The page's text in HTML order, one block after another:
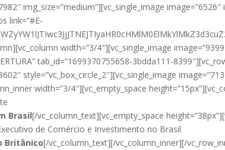
img_size=”medium”][vc_single_image
link=”#E-
width=”3/4″][vc_single_image
tab_id=”1699370755658-3bdda111-
style=”vc_box_circle_2″][vc_single_image
width=”3/4″][vc_empty_space
Brasil[/vc_column_text][vc_empty_space
de Comércio e Investimento no Brasil
Britânico[/vc_column_text][/vc_column_inner][/